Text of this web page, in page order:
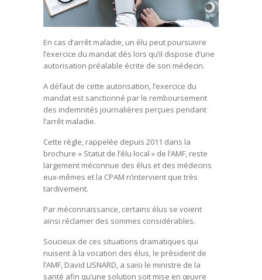
En cas d’arrêt maladie, un élu peut poursuivre
l’exercice du mandat dès lors qu’il dispose d’une
autorisation préalable écrite de son médecin.
A défaut de cette autorisation, l’exercice du
mandat est sanctionné par le remboursement
des indemnités journalières perçues pendant
l’arrêt maladie.
Cette règle, rappelée depuis 2011 dans la
brochure « Statut de l’élu local » de l’AMF, reste
largement méconnue des élus et des médecins
eux-mêmes et la CPAM n’intervient que très
tardivement.
Par méconnaissance, certains élus se voient
ainsi réclamer des sommes considérables.
Soucieux de ces situations dramatiques qui
nuisent à la vocation des élus, le président de
l’AMF, David LISNARD, a saisi le ministre de la
santé afin qu’une solution soit mise en œuvre